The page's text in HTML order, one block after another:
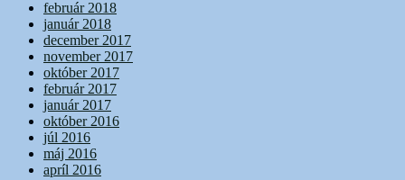
február 2018
január 2018
december 2017
november 2017
október 2017
február 2017
január 2017
október 2016
júl 2016
máj 2016
apríl 2016